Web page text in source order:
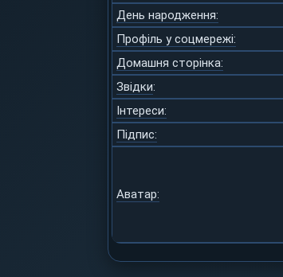
День народження:
Профіль у соцмережі:
Домашня сторінка:
Звідки:
Інтереси:
Підпис:
Аватар: